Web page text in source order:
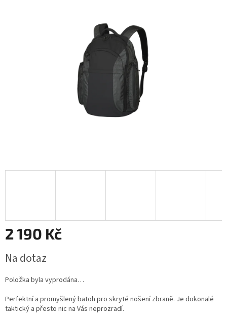
2 190 Kč
cena:
Na dotaz
Položka byla vyprodána…
Perfektní a promyšlený batoh pro skryté nošení zbraně. Je dokonalé
taktický a přesto nic na Vás neprozradí.